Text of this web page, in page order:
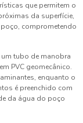
que permitem o
da superfície,
comprometendo
tubo de manobra
PVC geomecânico.
enquanto o
é preenchido com
da água do poço